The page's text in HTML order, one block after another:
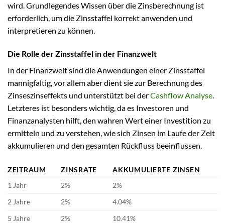
wird. Grundlegendes Wissen über die Zinsberechnung ist
erforderlich, um die Zinsstaffel korrekt anwenden und
interpretieren zu können.
Die Rolle der Zinsstaffel in der Finanzwelt
In der Finanzwelt sind die Anwendungen einer Zinsstaffel
mannigfaltig, vor allem aber dient sie zur Berechnung des
Zinseszinseffekts und unterstützt bei derCashflowAnalyse.
Letzteres ist besonders wichtig, da es Investoren und
Finanzanalysten hilft, den wahren Wert einer Investition zu
ermitteln und zu verstehen, wie sich Zinsen im Laufe der Zeit
akkumulieren und den gesamten Rückfluss beeinflussen.
ZEITRAUM ZINSRATE
AKKUMULIERTE ZINSEN
1 Jahr
2%
2%
2 Jahre
2%
4.04%
5 Jahre
2% 10.41%